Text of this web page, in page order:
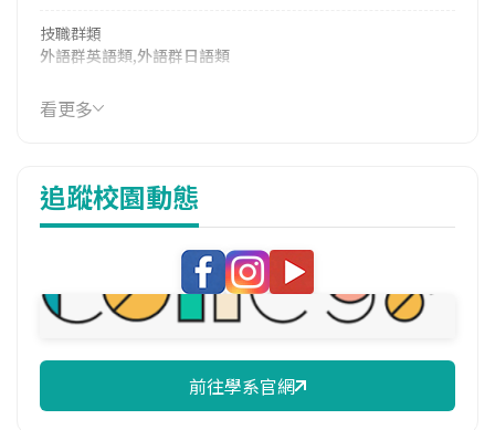
技職群類
外語群英語類,外語群日語類
114年學費
15,887 元/學期
6,940 元/學期
114年註冊率
校際選課人數
113學年度上學期
2
看更多
追蹤校園動態
前往學系官網